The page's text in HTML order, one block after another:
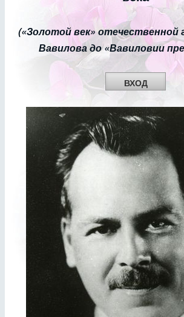
(«Золотой век» отечественной
Вавилова до «Вавиловии